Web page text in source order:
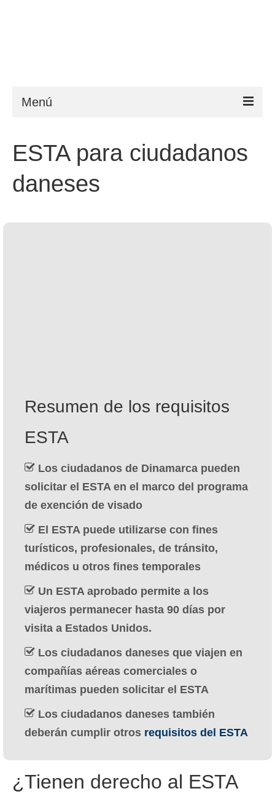
Menú
Requisitos
FAQ
Dansk(Danés
Nederlands
English(Inglés)
Eesti(Estonio)
Deutsch(Alemán
Ελληνικά(Griego
עברית(Hebreo)
Italiano
日本語(Japonés)
한국어(Coreano)
Norsk bokmål Bokmål
Português( Portugués, Portugal)
ESTA para ciudadanos
daneses
Resumen de los requisitos
ESTA
Los ciudadanos de Dinamarca pueden
solicitar el ESTA en el marco del programa
de exención de visado
El ESTA puede utilizarse con fines
turísticos, profesionales, de tránsito,
médicos u otros fines temporales
Un ESTA aprobado permite a los
viajeros permanecer hasta 90 días por
visita a Estados Unidos.
Los ciudadanos daneses que viajen en
compañías aéreas comerciales o
marítimas pueden solicitar el ESTA
Los ciudadanos daneses también
deberán cumplir otros requisitos del ESTA
¿Tienen derecho al ESTA